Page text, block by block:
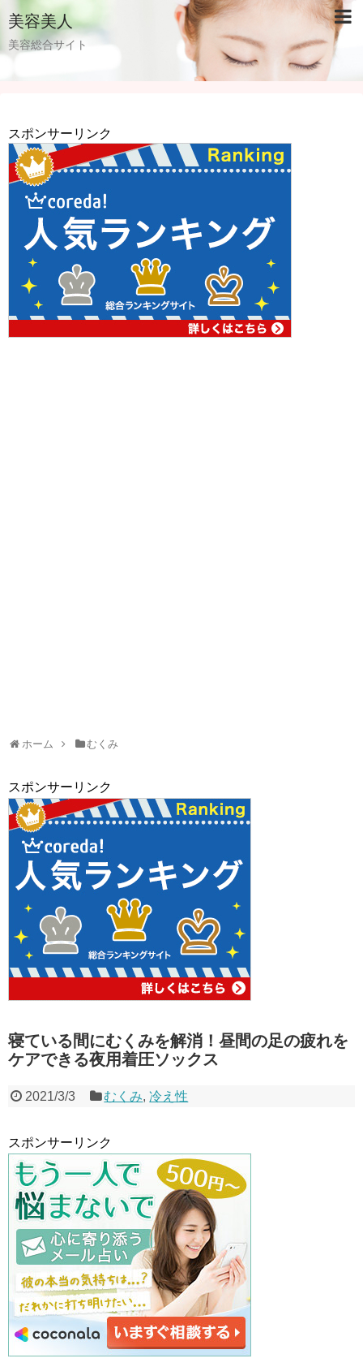
美容美人
美容総合サイト
スポンサーリンク
ホーム むくみ
スポンサーリンク
寝ている間にむくみを解消！昼間の足の疲れを
ケアできる夜用着圧ソックス
2021/3/3 むくみ,冷え性
スポンサーリンク